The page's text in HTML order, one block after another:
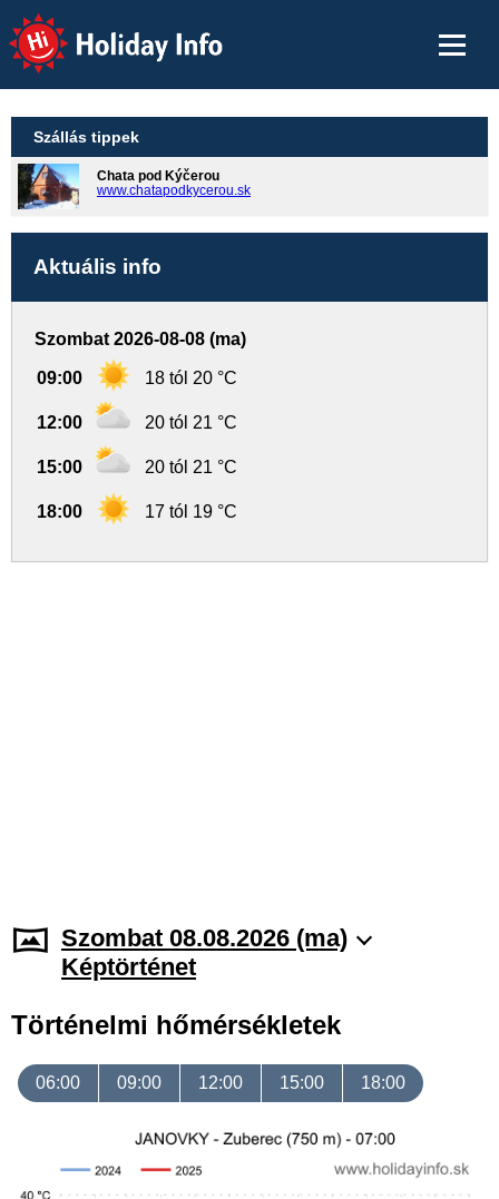
Holiday Info
Szállás tippek
Chata pod Kýčerou
www.chatapodkycerou.sk
Aktuális info
Szombat 2026-08-08 (ma)
09:00 18 tól 20 °C
12:00 20 tól 21 °C
15:00 20 tól 21 °C
18:00 17 tól 19 °C
Szombat 08.08.2026 (ma)
Képtörténet
Történelmi hőmérsékletek
06:00 09:00 12:00 15:00 18:00